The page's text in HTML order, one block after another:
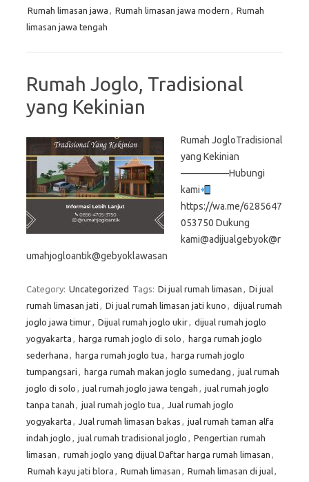
Rumah limasan jawa , Rumah limasan jawa modern , Rumah
limasan jawa tengah
Rumah Joglo, Tradisional
yang Kekinian
Rumah JogloTradisional
yang Kekinian
—————Hubungi
kami
https://wa.me/6285647
053750 Dukung
kami@adijualgebyok@r
umahjogloantik@gebyoklawasan
Category: Uncategorized Tags: Di jual rumah limasan , Di jual
rumah limasan jati , Di jual rumah limasan jati kuno , dijual rumah
joglo jawa timur, Dijual rumah joglo ukir, dijual rumah joglo
yogyakarta , harga rumah joglo di solo , harga rumah joglo
sederhana , harga rumah joglo tua , harga rumah joglo
tumpangsari , harga rumah makan joglo sumedang , jual rumah
joglo di solo , jual rumah joglo jawa tengah , jual rumah joglo
tanpa tanah , jual rumah joglo tua , Jual rumah joglo
yogyakarta , Jual rumah limasan bakas , jual rumah taman alfa
indah joglo , jual rumah tradisional joglo , Pengertian rumah
limasan , rumah joglo yang dijual Daftar harga rumah limasan ,
Rumah kayu jati blora , Rumah limasan , Rumah limasan di jual,